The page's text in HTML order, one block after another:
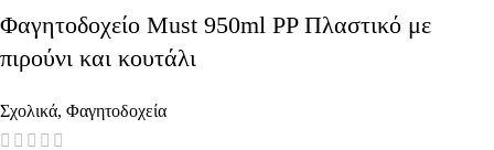
Φαγητοδοχείο Must 950ml PP Πλαστικό με
πιρούνι και κουτάλι
Σχολικά, Φαγητοδοχεία